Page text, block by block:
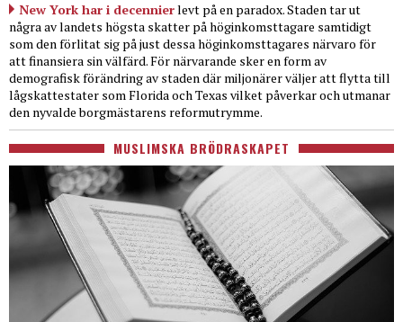
New York har i decennierlevt på en paradox. Staden tar ut
några av landets högsta skatter på höginkomsttagare samtidigt
som den förlitat sig på just dessa höginkomsttagares närvaro för
att finansiera sin välfärd. För närvarande sker en form av
demografisk förändring av staden där miljonärer väljer att flytta till
lågskattestater som Florida och Texas vilket påverkar och utmanar
den nyvalde borgmästarens reformutrymme.
MUSLIMSKA BRÖDRASKAPET